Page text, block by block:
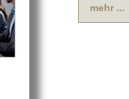
mehr ...